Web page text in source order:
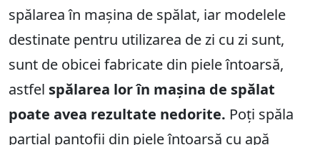
spălarea în mașina de spălat, iar modelele
destinate pentru utilizarea de zi cu zi sunt,
sunt de obicei fabricate din piele întoarsă,
astfel spălarea lor în mașina de spălat
poate avea rezultate nedorite. Poți spăla
parțial pantofii din piele întoarsă cu apă